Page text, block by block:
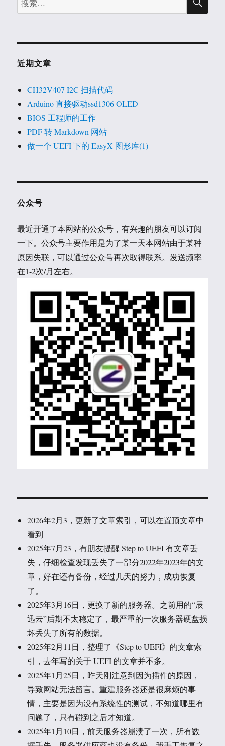
索：
近期文章
CH32V407 I2C 扫描代码
Arduino 直接驱动ssd1306 OLED
BIOS 工程师的工作
PDF 转 Markdown 网站
做一个 UEFI 下的 EasyX 图形库(1)
公众号
最近开通了本网站的公众号，有兴趣的朋友可以订阅
一下。公众号主要作用是为了某一天本网站由于某种
原因失联，可以通过公众号再次取得联系。发送频率
在1-2次/月左右。
2026年2月3，更新了文章索引，可以在置顶文章中
看到
2025年7月23，有朋友提醒 Step to UEFI 有文章丢
失，仔细检查发现丢失了一部分2022年2023年的文
章，好在还有备份，经过几天的努力，成功恢复
了。
2025年3月16日，更换了新的服务器。之前用的“辰
迅云”后期不太稳定了，最严重的一次服务器硬盘损
坏丢失了所有的数据。
2025年2月11日，整理了《Step to UEFI》的文章索
引，去年写的关于 UEFI 的文章并不多。
2025年1月25日，昨天刚注意到因为插件的原因，
导致网站无法留言。重建服务器还是很麻烦的事
情，主要是因为没有系统性的测试，不知道哪里有
问题了，只有碰到之后才知道。
2025年1月10日，前天服务器崩溃了一次，所有数